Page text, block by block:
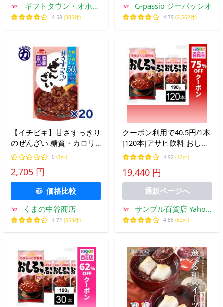
ギフトタウン・オホー
ツク 北海道の美味しい
4.58 (385件)
G-passio ジーパッシオ
4.79 (2,562件)
【イチビキ】甘さすっきり
のぜんざい 糖質・カロリ
ー50%オフ140g×20個
0 (1件)
2,705 円
価格比較
くまの中谷商店
4.72 (653件)
クーポン利用で40.5円/1本
[120本]アサヒ飲料 おしる
こ 缶 190g
4.92 (12件)
19,440 円
通販ページへ
サンプル百貨店 Yahoo!
店
4.56 (62件)